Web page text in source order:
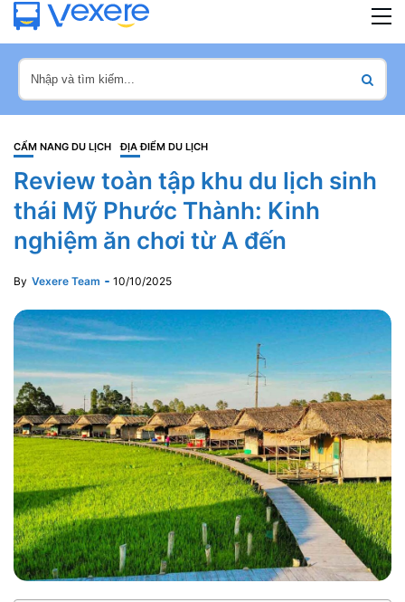
CẨM NANG DU LỊCH ĐỊA ĐIỂM DU LỊCH
Review toàn tập khu du lịch sinh
thái Mỹ Phước Thành: Kinh
nghiệm ăn chơi từ A đến
By Vexere Team 10/10/2025